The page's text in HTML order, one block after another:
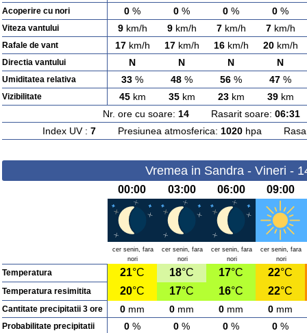
Acoperire cu nori 0 % 0 % 0 % 0 %
Viteza vantului 9km/h 9km/h 7km/h 7km/h
Rafale de vant 17km/h 17km/h 16km/h 20km/h
Directia vantului N N N N
Umiditatea relativa 33 % 48 % 56 % 47 %
Vizibilitate 45km 35km 23km 39km
Nr. ore cu soare: 14Rasarit soare: 06:31
Index UV : 7Presiunea atmosferica: 1020hpa
Vremea in Sandra - Vineri -
00:00 03:00 06:00 09:00
cer senin, fara
nori
cer senin, fara
nori
cer senin, fara
nori
cer senin, fara
nori
Temperatura 21°C 18°C 17°C 22°C
Temperatura resimitita 20°C 17°C 16°C 22°C
Cantitate precipitatii 3 ore 0 mm 0 mm 0 mm 0 mm
Probabilitate precipitatii 0 % 0 % 0 % 0 %